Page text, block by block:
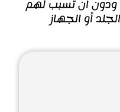
ودون أن تسبب لهم
أو الجهاز